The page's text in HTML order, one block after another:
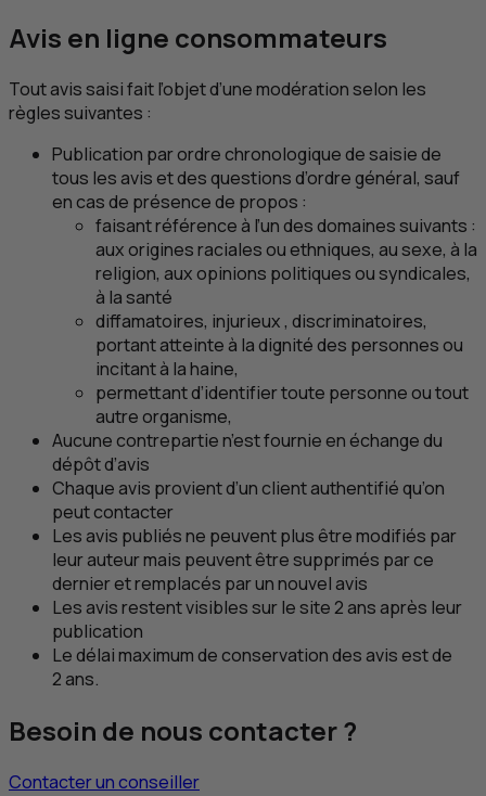
Avis en ligne consommateurs
Tout avis saisi fait l’objet d’une modération selon les
règles suivantes :
Publication par ordre chronologique de saisie de
tous les avis et des questions d’ordre général, sauf
en cas de présence de propos :
faisant référence à l’un des domaines suivants :
aux origines raciales ou ethniques, au sexe, à la
religion, aux opinions politiques ou syndicales,
à la santé
diffamatoires, injurieux , discriminatoires,
portant atteinte à la dignité des personnes ou
incitant à la haine,
permettant d’identifier toute personne ou tout
autre organisme,
Aucune contrepartie n’est fournie en échange du
dépôt d’avis
Chaque avis provient d’un client authentifié qu’on
peut contacter
Les avis publiés ne peuvent plus être modifiés par
leur auteur mais peuvent être supprimés par ce
dernier et remplacés par un nouvel avis
Les avis restent visibles sur le site 2 ans après leur
publication
Le délai maximum de conservation des avis est de
2 ans.
Besoin de nous contacter ?
Contacter un conseiller